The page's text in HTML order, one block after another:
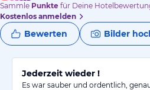
Sammle Punkte für Deine
Kostenlos anmelden
Bewerten Bilder
Jederzeit wieder !
Es war sauber und ordentlich,